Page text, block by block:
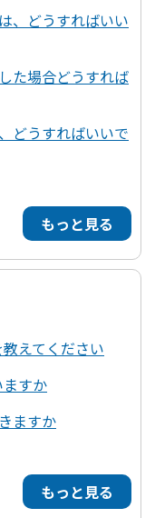
、どうすればいい
た場合どうすれば
どうすればいいで
もっと見る
えてください
すか
ますか
もっと見る